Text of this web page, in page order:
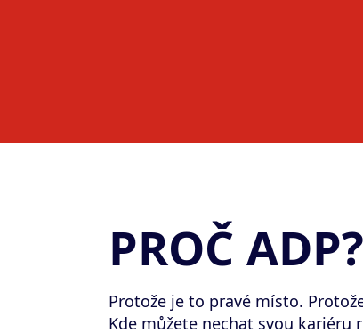
PROČ ADP?
Protože je to pravé místo.
Kde můžete nechat svou